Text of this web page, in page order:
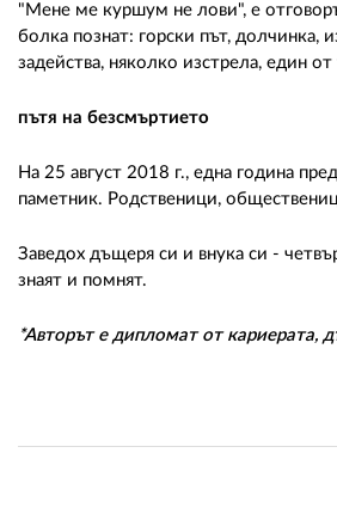
"Мене ме куршум не лови", е
болка познат: горски път, долчинка,
задейства, няколко изстрела, един
пътя на безсмъртието
На 25 август 2018 г., една година
паметник. Родственици,
Заведох дъщеря си и внука си -
знаят и помнят.
*Авторът е дипломат от кариерата,